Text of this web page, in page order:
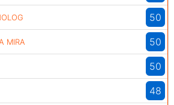
50
MIRA 50
50
48